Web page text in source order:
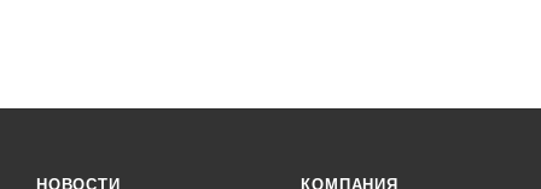
НОВОСТИ КОМПАНИЯ